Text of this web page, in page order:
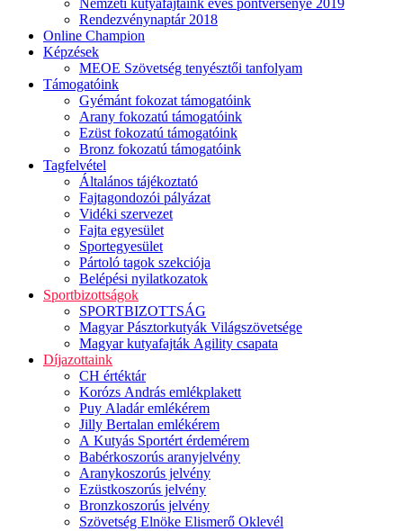
Nemzeti kutyafajtáink éves pontversenye 2019
Rendezvénynaptár 2018
Online Champion
Képzések
MEOE Szövetség tenyésztői tanfolyam
Támogatóink
Gyémánt fokozat támogatóink
Arany fokozatú támogatóink
Ezüst fokozatú támogatóink
Bronz fokozatú támogatóink
Tagfelvétel
Általános tájékoztató
Fajtagondozói pályázat
Vidéki szervezet
Fajta egyesület
Sportegyesület
Pártoló tagok szekciója
Belépési nyilatkozatok
Sportbizottságok
SPORTBIZOTTSÁG
Magyar Pásztorkutyák Világszövetsége
Magyar kutyafajták Agility csapata
Díjazottaink
CH értéktár
Korózs András emlékplakett
Puy Aladár emlékérem
Jilly Bertalan emlékérem
A Kutyás Sportért érdemérem
Babérkoszorús aranyjelvény
Aranykoszorús jelvény
Ezüstkoszorús jelvény
Bronzkoszorús jelvény
Szövetség Elnöke Elismerő Oklevél